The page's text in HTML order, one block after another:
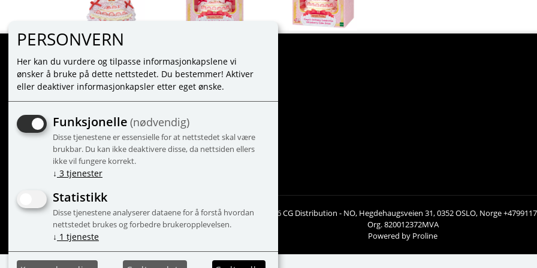
MINE SIDER
LOGG INN
VILKÅR
PERSONVERNERKLÆRING
ADMINISTRER COOKIES
© 2026 CG Distribution - NO, Hegdehaugsveien 31, 0352 OSLO, Norge
Org. 820012372MVA
Powered by Proline
PERSONVERN
Her kan du vurdere og tilpasse informasjonkapslene vi
ønsker å bruke på dette nettstedet. Du bestemmer! Aktiver
eller deaktiver informasjonkapsler etter eget ønske.
Funksjonelle (nødvendig)
Disse tjenestene er essensielle for at nettstedet skal være
brukbar. Du kan ikke deaktivere disse, da nettsiden ellers
ikke vil fungere korrekt.
↓ 3 tjenester
Statistikk
Disse tjenestene analyserer dataene for å forstå hvordan
nettstedet brukes og forbedre brukeropplevelsen.
↓ 1 tjeneste